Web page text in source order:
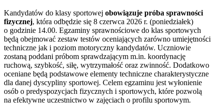
Kandydatów do klasy sportowej obowiązuje próba sprawności
fizycznej, która odbędzie się 8 czerwca 2026 r. (poniedziałek)
o godzinie 14.00. Egzaminy sprawnościowe do klas sportowych
będą obejmować zestaw testów oceniających zarówno umiejętności
techniczne jak i poziom motoryczny kandydatów. Uczniowie
zostaną poddani próbom sprawdzającym m.in. koordynację
ruchową, szybkość, siłę, wytrzymałość oraz zwinność. Dodatkowo
oceniane będą podstawowe elementy techniczne charakterystyczne
dla danej dyscypliny sportowej. Celem egzaminu jest wyłonienie
osób o predyspozycjach fizycznych i sportowych, które pozwolą
na efektywne uczestnictwo w zajęciach o profilu sportowym.